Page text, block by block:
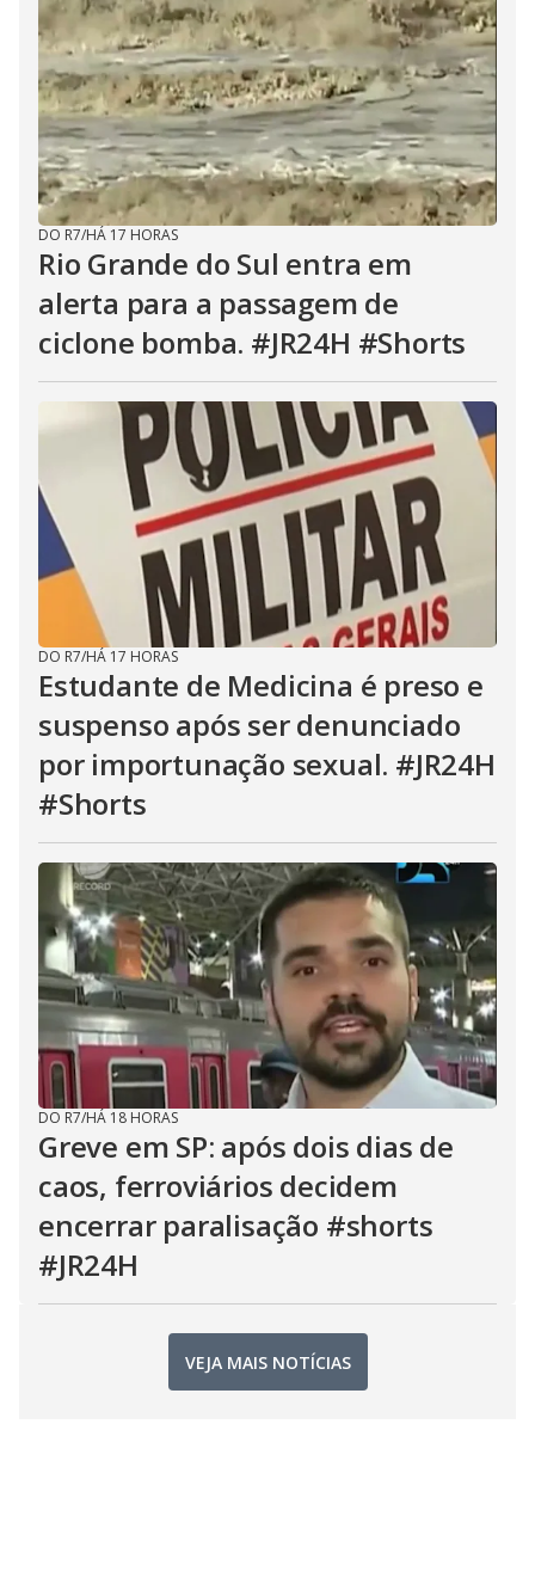
DO R7/HÁ 17 HORAS
Rio Grande do Sul entra em
alerta para a passagem de
ciclone bomba. #JR24H #Shorts
DO R7/HÁ 17 HORAS
Estudante de Medicina é preso e
suspenso após ser denunciado
por importunação sexual. #JR24H
#Shorts
DO R7/HÁ 18 HORAS
Greve em SP: após dois dias de
caos, ferroviários decidem
encerrar paralisação #shorts
#JR24H
VEJA MAIS NOTÍCIAS